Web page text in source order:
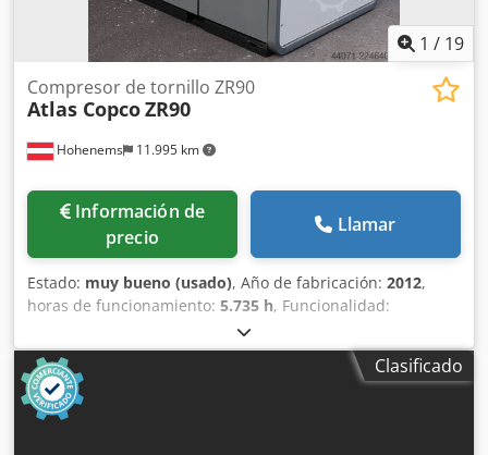
1 / 19
Hohenems 11.995 km
Compresor de tornillo ZR90
Atlas CopcoZR90
Información de
precio
Llamar
Estado: muy bueno (usado), Año de fabricación: 2012,
horas de funcionamiento: 5.735 h, Funcionalidad:
, Compresor de tornillo sin aceite
Atlas Copco ZR90 90 kW Dwsdezqvvaspfx Ad Iea 7,50 bares
14 m³/min Año de fabricación: 2012 Horas de
funcionamiento: 5735
Clasificado